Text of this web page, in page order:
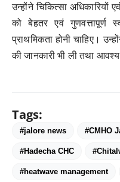
उन्होंने चिकित्सा अधिकारियों
को बेहतर एवं गुणवत्तापूर्ण
प्राथमिकता होनी चाहिए।
की जानकारी भी ली तथा
Tags:
#jalore news #CMHO
#Hadecha CHC
#heatwave management